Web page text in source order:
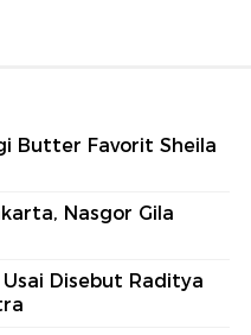
Butter Favorit Sheila
Nasgor Gila
Disebut Raditya